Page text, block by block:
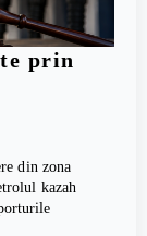
prin
din zona
kazah